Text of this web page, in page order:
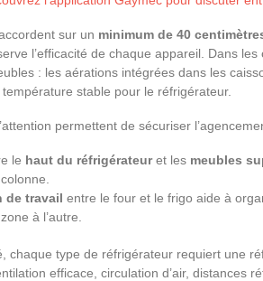
sur un minimum de 40
l’efficacité de chaque appareil. Dans
: les aérations intégrées dans les
stable pour le réfrigérateur.
permettent de sécuriser
le haut du réfrigérateuret les meubles
de travail entre le four et le frigo aide à
à l’autre.
chaque type de réfrigérateur requiert une
efficace, circulation d’air, distances